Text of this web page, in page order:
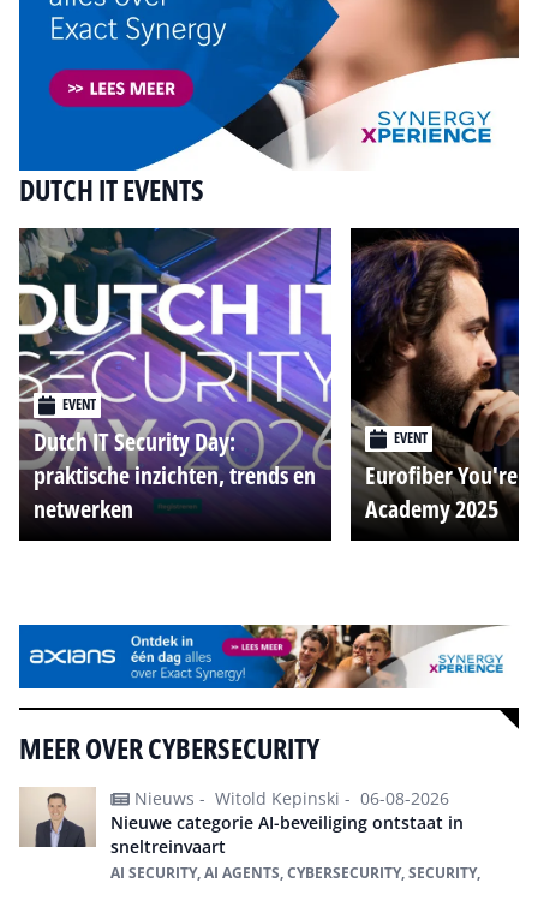
DUTCH IT EVENTS
EVENT
Dutch IT Security Day:
praktische inzichten, trends en
netwerken
EVENT
Eurofiber You're
Academy 2025
MEER OVER CYBERSECURITY
Nieuws - Witold Kepinski - 06-08-2026
Nieuwe categorie AI-beveiliging ontstaat in
sneltreinvaart
AI SECURITY, AI AGENTS, CYBERSECURITY, SECURITY,